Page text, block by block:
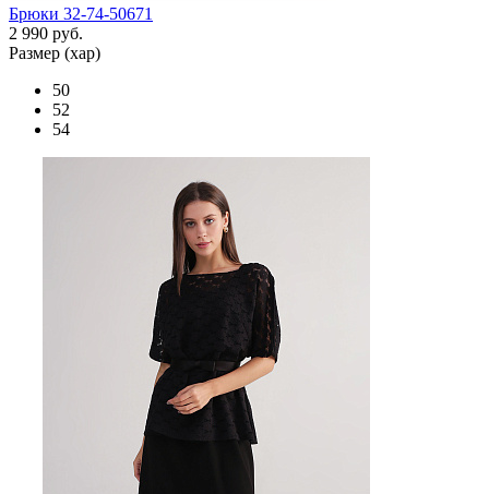
Брюки 32-74-50671
2 990 руб.
Размер (хар)
50
52
54